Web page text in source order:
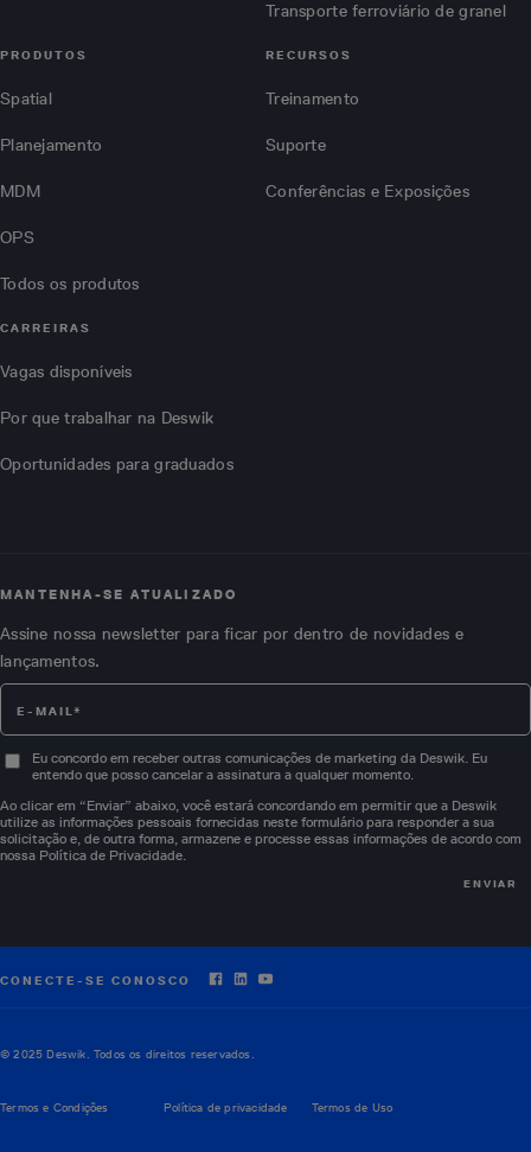
Transporte ferroviário de granel
PRODUTOS
Spatial
Planejamento
MDM
OPS
Todos os produtos
RECURSOS
Treinamento
Suporte
Conferências e Exposições
CARREIRAS
Vagas disponíveis
Por que trabalhar na Deswik
Oportunidades para graduados
MANTENHA-SE ATUALIZADO
Assine nossa newsletter para ficar por dentro de novidades e
lançamentos.
Eu concordo em receber outras comunicações de marketing da Deswik. Eu
entendo que posso cancelar a assinatura a qualquer momento.
Ao clicar em “Enviar” abaixo, você estará concordando em permitir que a Deswik
utilize as informações pessoais fornecidas neste formulário para responder a sua
solicitação e, de outra forma, armazene e processe essas informações de acordo com
nossa Política de Privacidade.
© 2025 Deswik. Todos os direitos reservados.
Termos e Condições Política de privacidade Termos de Uso
CONECTE-SE CONOSCO